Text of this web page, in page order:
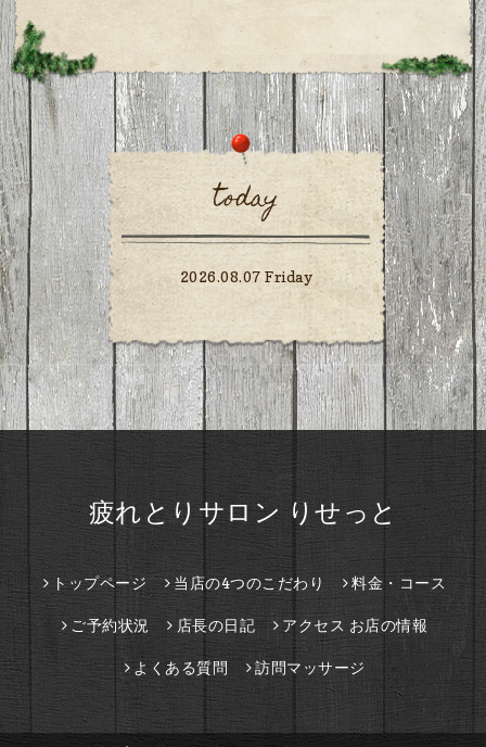
today
2026.08.07 Friday
疲れとりサロン りせっと
トップページ 当店の4つのこだわり 料金・コース
ご予約状況 店長の日記 アクセス お店の情報
よくある質問 訪問マッサージ